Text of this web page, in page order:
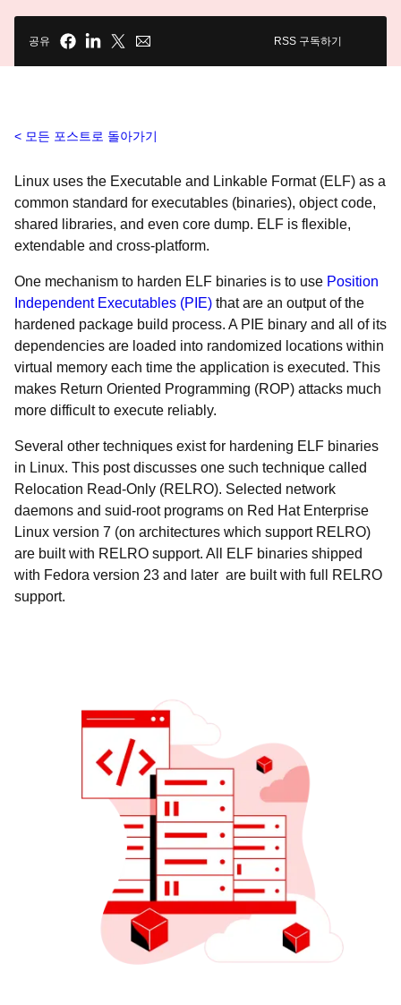
공유 RSS 구독하기
모든 포스트로 돌아가기
Linux uses the Executable and Linkable Format (ELF) as a
common standard for executables (binaries), object code,
shared libraries, and even core dump. ELF is flexible,
extendable and cross-platform.
One mechanism to harden ELF binaries is to use Position
Independent Executables (PIE) that are an output of the
hardened package build process. A PIE binary and all of its
dependencies are loaded into randomized locations within
virtual memory each time the application is executed. This
makes Return Oriented Programming (ROP) attacks much
more difficult to execute reliably.
Several other techniques exist for hardening ELF binaries
in Linux. This post discusses one such technique called
Relocation Read-Only (RELRO). Selected network
daemons and suid-root programs on Red Hat Enterprise
Linux version 7 (on architectures which support RELRO)
are built with RELRO support. All ELF binaries shipped
with Fedora version 23 and later are built with full RELRO
support.